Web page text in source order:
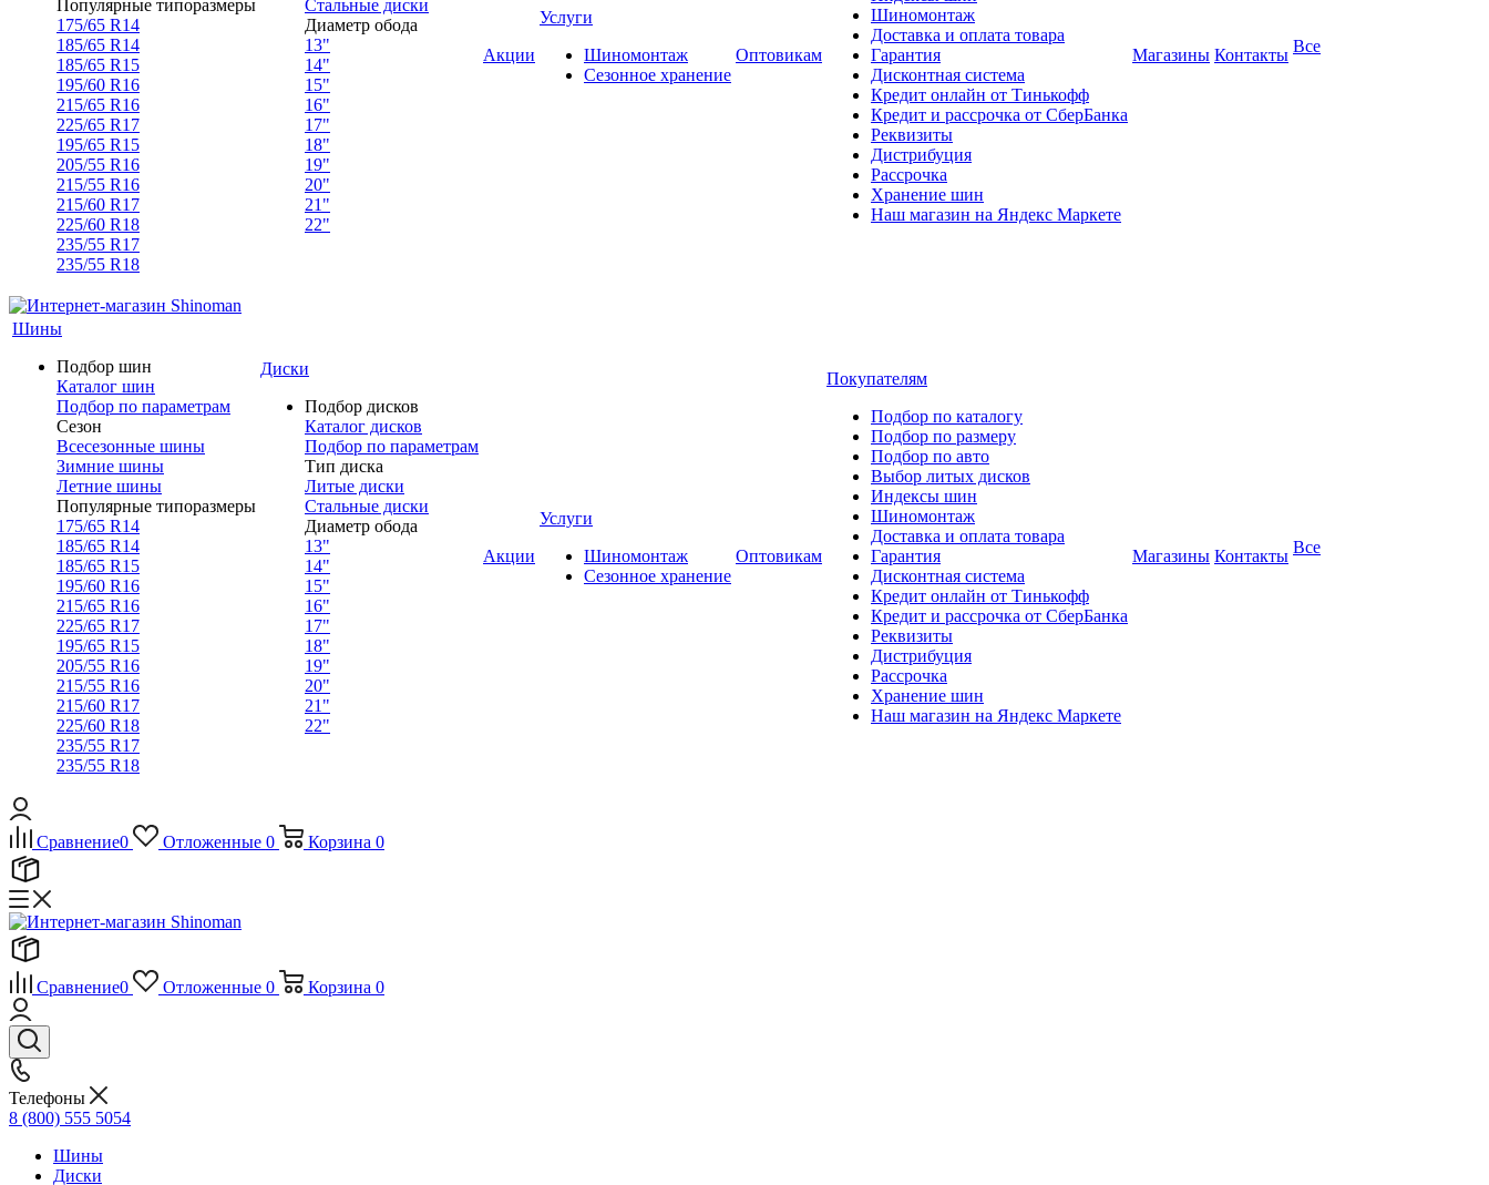
Популярные типоразмеры
175/65 R14
185/65 R14
185/65 R15
195/60 R16
215/65 R16
225/65 R17
195/65 R15
205/55 R16
215/55 R16
215/60 R17
225/60 R18
235/55 R17
235/55 R18
Стальные диски
Диаметр обода
13"
14"
15"
16"
17"
18"
19"
20"
21"
22"
Акции
Услуги
Шиномонтаж
Сезонное хранение
Оптовикам
Шиномонтаж
Доставка и оплата товара
Гарантия
Дисконтная система
Кредит онлайн от Тинькофф
Кредит и рассрочка от СберБанка
Реквизиты
Дистрибуция
Рассрочка
Хранение шин
Наш магазин на Яндекс Маркете
Магазины Контакты Все
Шины
Подбор шин
Каталог шин
Подбор по параметрам
Сезон
Всесезонные шины
Зимние шины
Летние шины
Популярные типоразмеры
175/65 R14
185/65 R14
185/65 R15
195/60 R16
215/65 R16
225/65 R17
195/65 R15
205/55 R16
215/55 R16
215/60 R17
225/60 R18
235/55 R17
235/55 R18
Диски
Подбор дисков
Каталог дисков
Подбор по параметрам
Тип диска
Литые диски
Стальные диски
Диаметр обода
13"
14"
15"
16"
17"
18"
19"
20"
21"
22"
Акции
Услуги
Шиномонтаж
Сезонное хранение
Оптовикам
Покупателям
Подбор по каталогу
Подбор по размеру
Подбор по авто
Выбор литых дисков
Индексы шин
Шиномонтаж
Доставка и оплата товара
Гарантия
Дисконтная система
Кредит онлайн от Тинькофф
Кредит и рассрочка от СберБанка
Реквизиты
Дистрибуция
Рассрочка
Хранение шин
Наш магазин на Яндекс Маркете
Магазины Контакты Все
Сравнение0 Отложенные 0 Корзина 0
Сравнение0 Отложенные 0 Корзина 0
Телефоны
8 (800) 555 5054
Шины
Диски